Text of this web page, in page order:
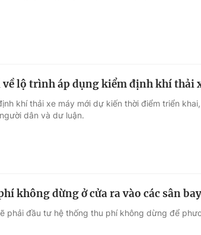
lộ trình áp dụng kiểm định khí thải
khí thải xe máy mới dự kiến thời điểm triển
dân và dư luận.
không dừng ở cửa ra vào các sân bay
phải đầu tư hệ thống thu phí không dừng để